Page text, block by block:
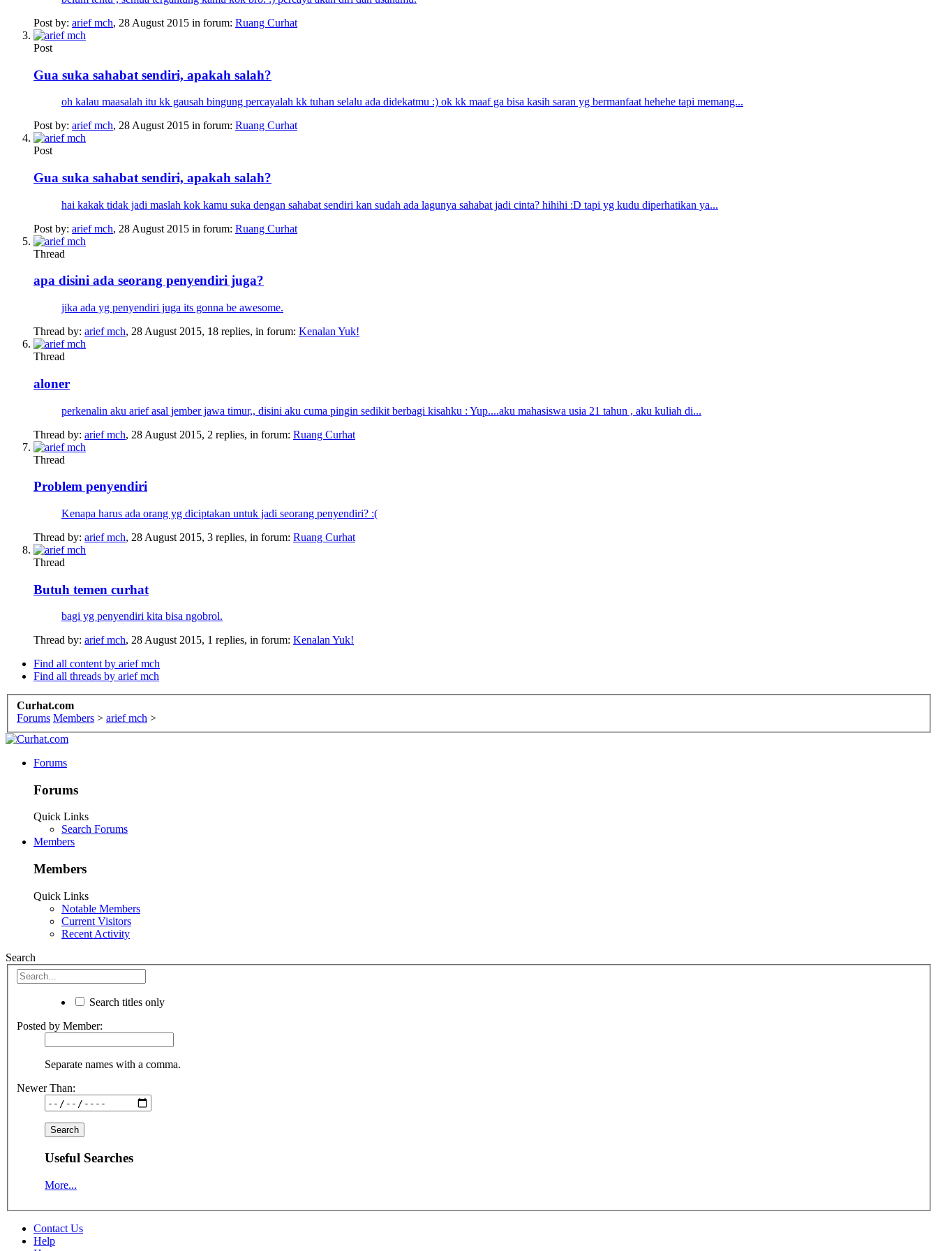
Post by: arief mch, 28 August 2015 in forum: Ruang Curhat
Post
Gua suka sahabat sendiri, apakah salah?
oh kalau maasalah itu kk gausah bingung percayalah kk tuhan selalu ada didekatmu :) ok kk maaf ga bisa kasih saran yg bermanfaat hehehe tapi memang...
Post by: arief mch, 28 August 2015 in forum: Ruang Curhat
Post
Gua suka sahabat sendiri, apakah salah?
hai kakak tidak jadi maslah kok kamu suka dengan sahabat sendiri kan sudah ada lagunya sahabat jadi cinta? hihihi :D tapi yg kudu diperhatikan ya...
Post by: arief mch, 28 August 2015 in forum: Ruang Curhat
Thread
apa disini ada seorang penyendiri juga?
jika ada yg penyendiri juga its gonna be awesome.
Thread by: arief mch, 28 August 2015, 18 replies, in forum: Kenalan Yuk!
Thread
aloner
perkenalin aku arief asal jember jawa timur,, disini aku cuma pingin sedikit berbagi kisahku : Yup....aku mahasiswa usia 21 tahun , aku kuliah di...
Thread by: arief mch, 28 August 2015, 2 replies, in forum: Ruang Curhat
Thread
Problem penyendiri
Kenapa harus ada orang yg diciptakan untuk jadi seorang penyendiri? :(
Thread by: arief mch, 28 August 2015, 3 replies, in forum: Ruang Curhat
Thread
Butuh temen curhat
bagi yg penyendiri kita bisa ngobrol.
Thread by: arief mch, 28 August 2015, 1 replies, in forum: Kenalan Yuk!
Find all content by arief mch
Find all threads by arief mch
Curhat.com
Forums Members > arief mch >
Forums
Forums
Quick Links
Search Forums
Members
Members
Quick Links
Notable Members
Current Visitors
Recent Activity
Search
Search titles only
Posted by Member:
Separate names with a comma.
Newer Than:
Useful Searches
More...
Contact Us
Help